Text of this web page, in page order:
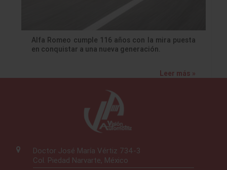
Alfa Romeo cumple 116 años con la mira puesta
en conquistar a una nueva generación.
Leer más »
Doctor José María Vértiz 734-3
Col. Piedad Narvarte, México